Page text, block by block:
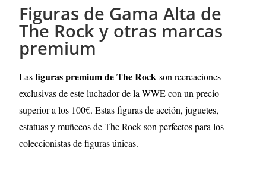
Figuras de Gama Alta de
The Rock y otras marcas
premium
Lasfiguras premium de The Rockson recreaciones
exclusivas de este luchador de la WWE con un precio
superior a los 100€. Estas figuras de acción, juguetes,
estatuas y muñecos de The Rock son perfectos para los
coleccionistas de figuras únicas.